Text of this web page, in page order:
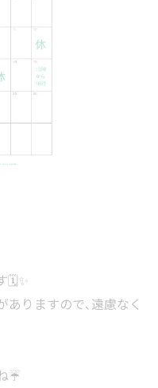
🗓️✨
ありますので､遠慮なく
☔️